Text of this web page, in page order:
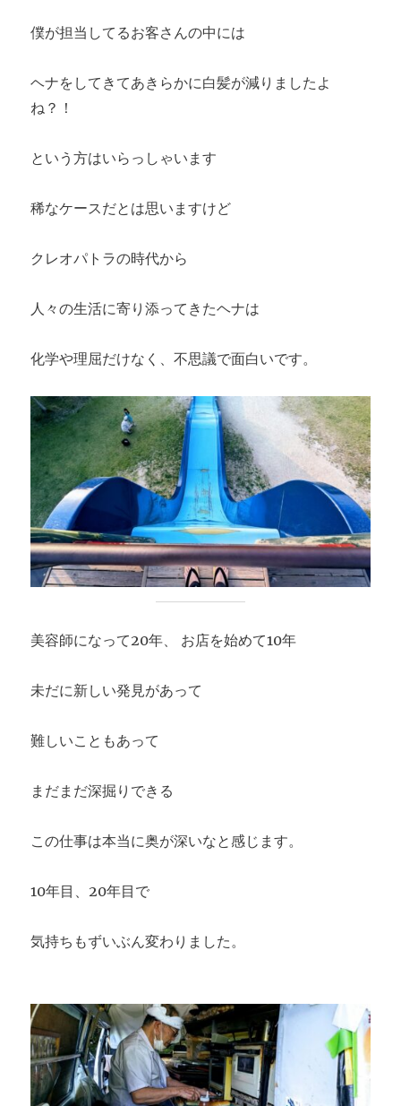
僕が担当してるお客さんの中には
ヘナをしてきてあきらかに白髪が減りましたよ
ね？！
という方はいらっしゃいます
稀なケースだとは思いますけど
クレオパトラの時代から
人々の生活に寄り添ってきたヘナは
化学や理屈だけなく、不思議で面白いです。
美容師になって20年、 お店を始めて10年
未だに新しい発見があって
難しいこともあって
まだまだ深掘りできる
この仕事は本当に奥が深いなと感じます。
10年目、20年目で
気持ちもずいぶん変わりました。